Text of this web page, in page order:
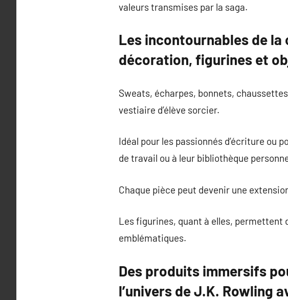
valeurs transmises par la saga.
Les incontournables de
décoration, figurines et
Sweats, écharpes, bonnets,
vestiaire d’élève sorcier.
Idéal pour les passionnés d’écriture ou
de travail ou à leur bibliothèque
Chaque pièce peut devenir une
Les figurines, quant à elles, permettent
emblématiques.
Des produits immersifs
l’univers de J.K. Rowling